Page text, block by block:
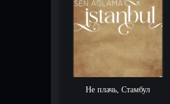
Не плачь, Стамбул